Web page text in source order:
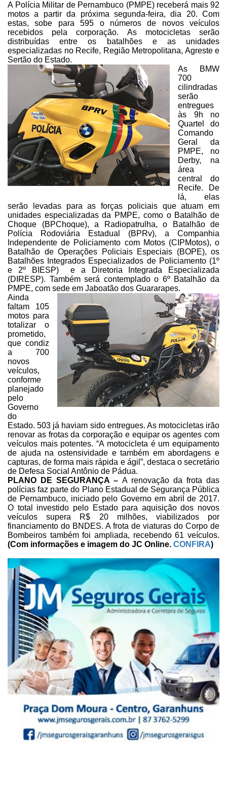
APolícia Militar de Pernambuco (PMPE) receberá mais 92
motos a partir da próxima segunda-feira, dia 20. Com
estas,sobe para 595 onúmeros de novos veículos
recebidos pela corporação. As motocicletasserão
distribuídas entre os batalhões e as unidades
especializadas no Recife, Região Metropolitana, Agreste e
Sertão do Estado.
As BMW
700
cilindradas
serão
entregues
às 9h no
Quartel do
Comando
Geral
da
PMPE, no
Derby, na
área
central do
Recife. De
lá, elas
serão levadas para as forças policiais que atuam em
unidades especializadas da PMPE, como o Batalhão de
Choque (BPChoque), a Radiopatrulha, o Batalhão de
Polícia Rodoviária Estadual (BPRv), a Companhia
Independente de Policiamento com Motos (CIPMotos), o
Batalhão de Operações Policiais Especiais (BOPE), os
Batalhões Integrados Especializados de Policiamento (1º
e 2º BIESP) e a Diretoria Integrada Especializada
(DIRESP). Também será contemplado o 6º Batalhão da
PMPE, com sede em Jaboatão dos Guararapes.
Ainda
faltam 105
motos para
totalizar o
prometido,
que condiz
a 700
novos
veículos,
conforme
planejado
pelo
Governo
do
Estado.503 já haviam sido entregues. As motocicletas irão
renovar as frotas da corporação e equipar os agentes com
veículos mais potentes. “A motocicleta é um equipamento
de ajuda na ostensividade e também em abordagens e
capturas, de forma mais rápida eágil”, destaca o secretário
de Defesa Social Antônio de Pádua.
PLANO DE SEGURANÇA – A renovação da frota das
polícias faz parte do Plano Estadual de Segurança Pública
de Pernambuco, iniciado pelo Governo emabril de 2017.
O total investido pelo Estado para aquisição dos novos
veículos supera R$ 20 milhões, viabilizados por
financiamento do BNDES. A frota de viaturas do Corpo de
Bombeiros também foi ampliada, recebendo 61 veículos.
(Com informações e imagem do JC Online. CONFIRA)